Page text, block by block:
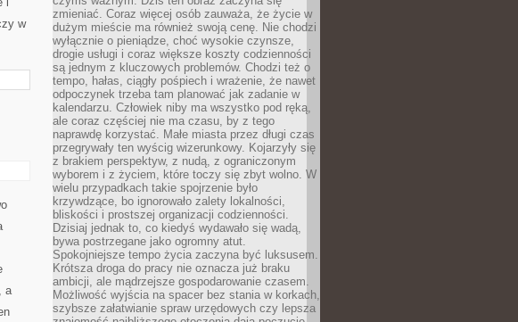
w
a
zmieniać. Coraz więcej osób zauważa, że życie w
dużym mieście ma również swoją cenę. Nie chodzi
wyłącznie o pieniądze, choć wysokie czynsze,
drogie usługi i coraz większe koszty codzienności
są jednym z kluczowych problemów. Chodzi też o
tempo, hałas, ciągły pośpiech i wrażenie, że nawet
odpoczynek trzeba tam planować jak zadanie w
kalendarzu. Człowiek niby ma wszystko pod ręką,
ale coraz częściej nie ma czasu, by z tego
naprawdę korzystać. Małe miasta przez długi czas
przegrywały ten wyścig wizerunkowy. Kojarzyły się
z brakiem perspektyw, z nudą, z ograniczonym
wyborem i z życiem, które toczy się zbyt wolno. W
wielu przypadkach takie spojrzenie było
krzywdzące, bo ignorowało zalety lokalności,
bliskości i prostszej organizacji codzienności.
Dzisiaj jednak to, co kiedyś wydawało się wadą,
bywa postrzegane jako ogromny atut.
Spokojniejsze tempo życia zaczyna być luksusem.
Krótsza droga do pracy nie oznacza już braku
ambicji, ale mądrzejsze gospodarowanie czasem.
Możliwość wyjścia na spacer bez stania w korkach,
szybsze załatwianie spraw urzędowych czy lepsza